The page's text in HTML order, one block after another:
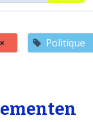
× Politique